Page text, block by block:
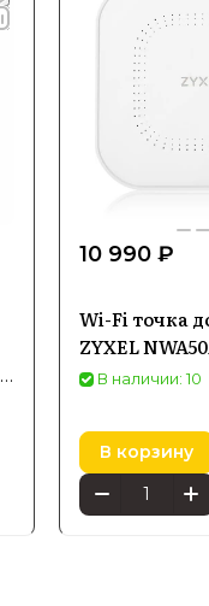
10 990 ₽
Wi-Fi точка
ZYXEL
В наличии: 10
В корзину